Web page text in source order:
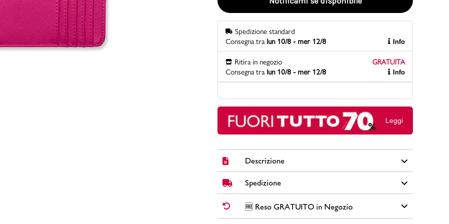
PittaRosso PittaRosso
Gioco della scarpa al matrimonio e idee
divertenti con le calzature
Spedizione standard
Consegna tra lun 10/8 - mer 12/8 Info
Ritira in negozio
GRATUITA
Consegna tra lun 10/8 - mer 12/8 Info
Leggi
Descrizione
Porta carte di credito Lora Ferres in similpelle colore rosa
con numerosi scomparti per carte di credito e taschino
portamonete.
Brand: Lora Ferres
Spedizione
✅ Spedizione Standard GRATUITA DA € 30➡️ Consegna in
2-
5 giornilavorativi. Per ordini inferiori a € 30,00 la Spedizione ha
🆓 Reso GRATUITO in Negozio